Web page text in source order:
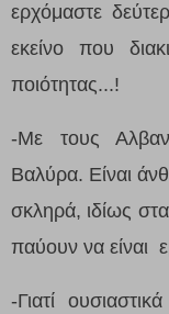
ερχόμαστε
εκείνο που
ποιότητας...!
-Με τους
Βαλύρα. Είναι
σκληρά, ιδίως
παύουν να είναι
-Γιατί